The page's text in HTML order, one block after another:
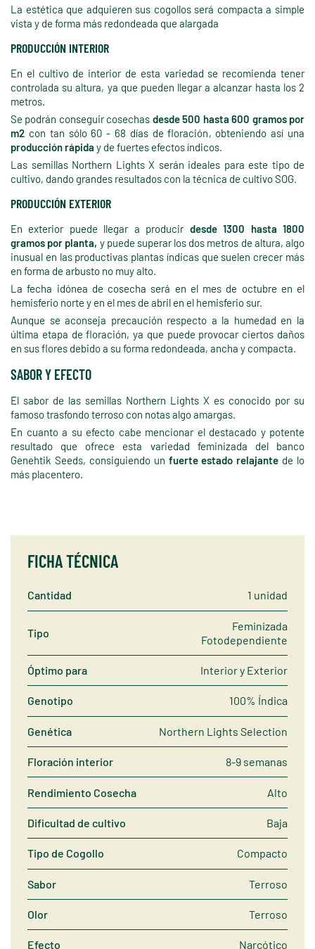
La estética que adquieren sus cogollos será compacta a simple
vista y de forma más redondeada que alargada
PRODUCCIÓN INTERIOR
En el cultivo de interior de esta variedad se recomienda tener
controlada su altura, ya que pueden llegar a alcanzar hasta los 2
metros.
Se podrán conseguir cosechas desde 500 hasta 600 gramos por
m2 con tan sólo 60 - 68 días de floración, obteniendo así una
producción rápida y de fuertes efectos índicos.
Las semillas Northern Lights X serán ideales para este tipo de
cultivo, dando grandes resultados con la técnica de cultivo SOG.
PRODUCCIÓN EXTERIOR
En exterior puede llegar a producir desde 1300 hasta 1800
gramos por planta, y puede superar los dos metros de altura, algo
inusual en las productivas plantas índicas que suelen crecer más
en forma de arbusto no muy alto.
La fecha idónea de cosecha será en el mes de octubre en el
hemisferio norte y en el mes de abril en el hemisferio sur.
Aunque se aconseja precaución respecto a la humedad en la
última etapa de floración, ya que puede provocar ciertos daños
en sus flores debido a su forma redondeada, ancha y compacta.
SABOR Y EFECTO
El sabor de las semillas Northern Lights X es conocido por su
famoso trasfondo terroso con notas algo amargas.
En cuanto a su efecto cabe mencionar el destacado y potente
resultado que ofrece esta variedad feminizada del banco
Genehtik Seeds, consiguiendo un fuerte estado relajante de lo
más placentero.
FICHA TÉCNICA
Cantidad 1 unidad
Tipo
Feminizada
Fotodependiente
Óptimo para Interior y Exterior
Genotipo 100% Índica
Genética Northern Lights Selection
Floración interior 8-9 semanas
Rendimiento Cosecha Alto
Dificultad de cultivo Baja
Tipo de Cogollo Compacto
Sabor Terroso
Olor Terroso
Efecto Narcótico